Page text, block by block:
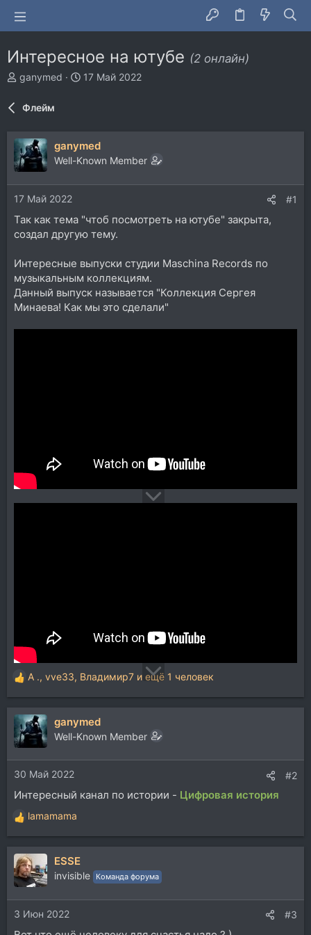
Интересное на ютубе (2 онлайн)
А
р
т
е
м
ganymed
Д
н
а
17 Май 2022
Флейм
ganymed
Well-Known Member
17 Май 2022 #1
Так как тема "чтоб посмотреть на ютубе" закрыта,
создал другую тему.
Интересные выпуски студии Maschina Records по
музыкальным коллекциям.
Данный выпуск называется "Коллекция Сергея
Минаева! Как мы это сделали"
Р
е
а
к
ц
и
и
:
A ., vve33, Владимир7 и ещё 1 человек
ganymed
Well-Known Member
30 Май 2022 #2
Интересный канал по истории - Цифровая история
Р
е
а
к
ц
и
и
:
lamamama
ESSE
invisible Команда форума
3 Июн 2022 #3